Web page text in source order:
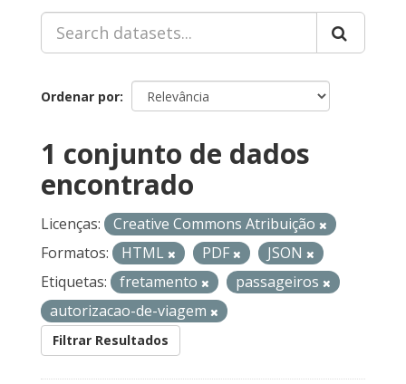
Ordenar por
1 conjunto de dados
encontrado
Licenças:
Creative Commons Atribuição
Formatos:
HTML PDF
JSON
Etiquetas:
fretamento
passageiros
autorizacao-de-viagem
Filtrar Resultados